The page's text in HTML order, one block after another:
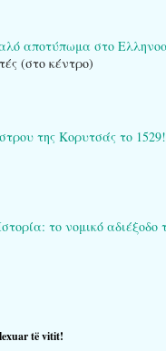
αποτύπωμα στο
(στο κέντρο)
της Κορυτσάς το 1529!
το νομικό αδιέξοδο
të vitit!